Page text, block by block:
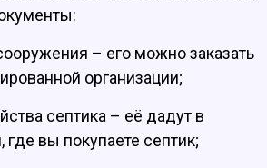
– его можно заказать
организации;
септика – её дадут в
где вы покупаете септик;